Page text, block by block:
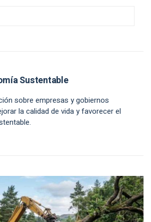
Sustentable
sobre empresas y gobiernos
la calidad de vida y favorecer el